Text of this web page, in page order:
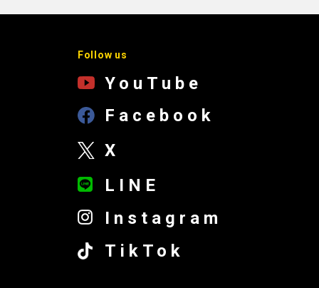
Follow us
YouTube
Facebook
X
LINE
Instagram
TikTok